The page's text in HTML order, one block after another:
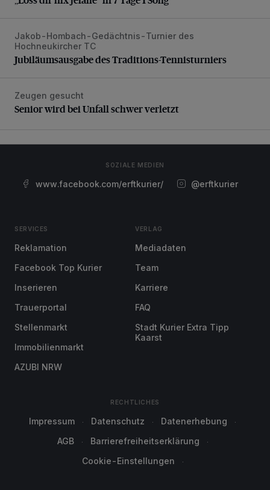
Jubiläumsausgabe des Traditions-Tennisturniers
Jakob-Hombach-Gedächtnis-Turnier des
Hochneukircher TC
Jubiläumsausgabe des Traditions-Tennisturniers
Senior wird bei Unfall schwer verletzt
Zeugen gesucht
Senior wird bei Unfall schwer verletzt
SOZIALE MEDIEN
www.facebook.com/erftkurier/ @erftkurier
SERVICES
Reklamation
Facebook Top Kurier
Inserieren
Trauerportal
Stellenmarkt
Immobilienmarkt
AZUBI NRW
VERLAG
Mediadaten
Team
Karriere
FAQ
Stadt Kurier Extra Tipp
Kaarst
RECHTLICHES
Impressum Datenschutz
Datenerhebung
AGB
Barrierefreiheitserklärung
Cookie-Einstellungen